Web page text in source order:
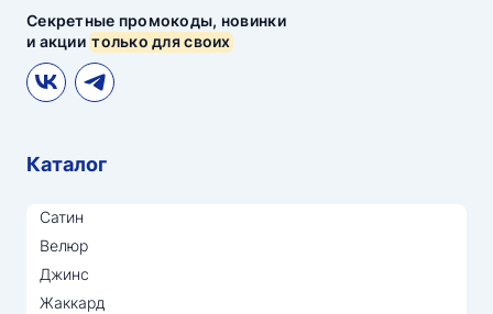
Секретные промокоды, новинки
и акциитолько для своих
Каталог
Сатин
Велюр
Джинс
Жаккард